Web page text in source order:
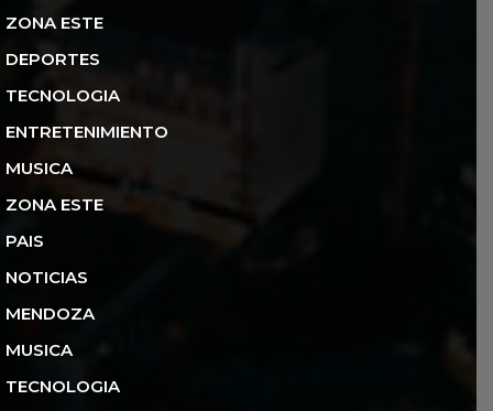
ZONA ESTE
DEPORTES
TECNOLOGIA
ENTRETENIMIENTO
MUSICA
ZONA ESTE
PAIS
NOTICIAS
MENDOZA
MUSICA
TECNOLOGIA